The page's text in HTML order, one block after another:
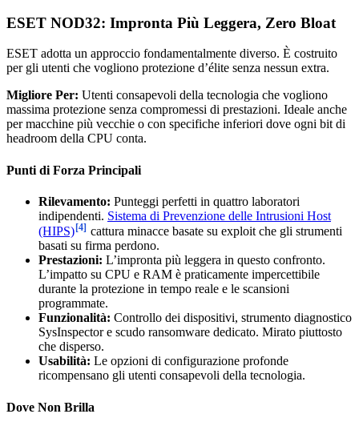
ESET NOD32: Impronta Più Leggera, Zero Bloat
ESET adotta un approccio fondamentalmente diverso. È costruito
per gli utenti che vogliono protezione d’élite senza nessun extra.
Migliore Per: Utenti consapevoli della tecnologia che vogliono
massima protezione senza compromessi di prestazioni. Ideale anche
per macchine più vecchie o con specifiche inferiori dove ogni bit di
headroom della CPU conta.
Punti di Forza Principali
Rilevamento: Punteggi perfetti in quattro laboratori
indipendenti. Sistema di Prevenzione delle Intrusioni Host
(HIPS) [4] cattura minacce basate su exploit che gli strumenti
basati su firma perdono.
Prestazioni: L’impronta più leggera in questo confronto.
L’impatto su CPU e RAM è praticamente impercettibile
durante la protezione in tempo reale e le scansioni
programmate.
Funzionalità: Controllo dei dispositivi, strumento diagnostico
SysInspector e scudo ransomware dedicato. Mirato piuttosto
che disperso.
Usabilità: Le opzioni di configurazione profonde
ricompensano gli utenti consapevoli della tecnologia.
Dove Non Brilla